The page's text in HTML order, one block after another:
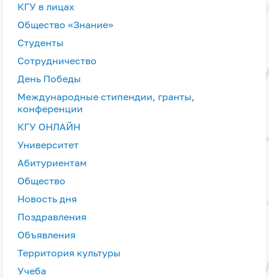
КГУ в лицах
Общество «Знание»
Студенты
Сотрудничество
День Победы
Международные стипендии, гранты,
конференции
КГУ ОНЛАЙН
Университет
Абитуриентам
Общество
Новость дня
Поздравления
Объявления
Территория культуры
Учеба